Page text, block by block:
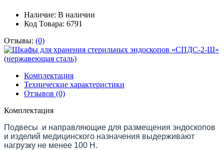
Наличие: В наличии
Код Товара: 6791
Отзывы: (0)
Комплектация
Технические характеристики
Отзывов (0)
Комплектация
Подвесы и направляющие для размещения эндоскопов
и изделий медицинского назначения выдерживают
нагрузку не менее 100 Н.